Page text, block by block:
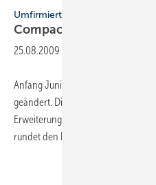
Umfirmiert
CompacTec heißt jetzt
25.08.2009
Anfang Juni hat die CompacTec
geändert. Die Umfirmierung ist
Erweiterungsprozesses am
rundet den Endausbau des